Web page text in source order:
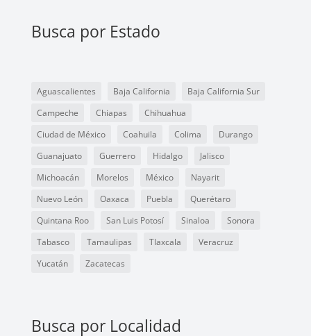
Busca por Estado
Aguascalientes Baja California
Baja California Sur
Campeche
Chiapas
Chihuahua
Ciudad de México
Coahuila Colima
Durango
Guanajuato
Guerrero Hidalgo
Jalisco
Michoacán
Morelos México
Nayarit
Nuevo León
Oaxaca Puebla
Querétaro
Quintana Roo
San Luis Potosí Sinaloa
Sonora
Tabasco
Tamaulipas Tlaxcala
Veracruz
Yucatán
Zacatecas
Busca por Localidad